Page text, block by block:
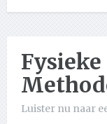
Luister nu naar